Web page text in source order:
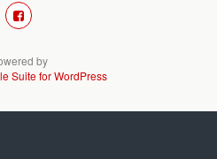
by
Suite for WordPress